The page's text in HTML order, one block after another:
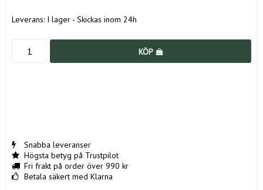
Leverans: I lager - Skickas inom 24h
KÖP
Snabba leveranser
Högsta betyg på Trustpilot
Fri frakt på order över 990 kr
Betala säkert med Klarna